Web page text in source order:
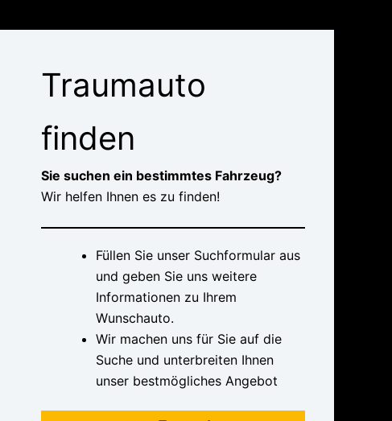
Traumauto
finden
Sie suchen ein bestimmtes Fahrzeug?
Wir helfen Ihnen es zu finden!
Füllen Sie unser Suchformular aus
und geben Sie uns weitere
Informationen zu Ihrem
Wunschauto.
Wir machen uns für Sie auf die
Suche und unterbreiten Ihnen
unser bestmögliches Angebot